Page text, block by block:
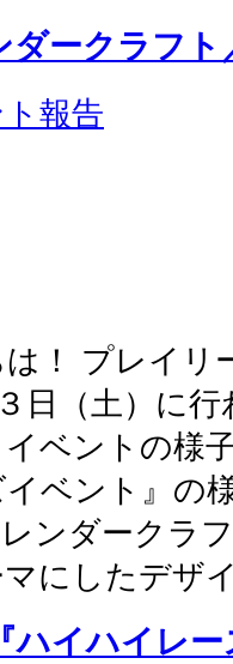
ダークラフ
報告
！ プレイリ
日（土）に
ベントの様
ベント』の
ンダークラ
マにしたデザ
ハイハイレー